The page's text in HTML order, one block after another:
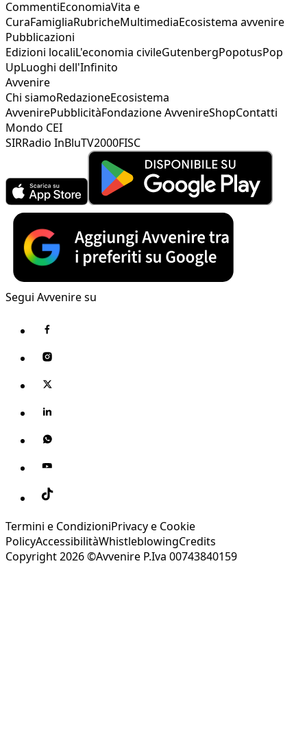
CommentiEconomiaVita e
CuraFamigliaRubricheMultimediaEcosistema avvenire
Pubblicazioni
Edizioni localiL'economia civileGutenbergPopotusPop
UpLuoghi dell'Infinito
Avvenire
Chi siamoRedazioneEcosistema
AvvenirePubblicitàFondazione AvvenireShopContatti
Mondo CEI
SIRRadio InBluTV2000FISC
Segui Avvenire su
Termini e CondizioniPrivacy e Cookie
PolicyAccessibilitàWhistleblowingCredits
Copyright 2026 ©Avvenire P.Iva 00743840159